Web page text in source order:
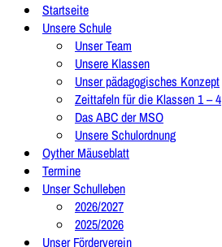
Startseite
Unsere Schule
Unser Team
Unsere Klassen
Unser pädagogisches Konzept
Zeittafeln für die Klassen 1 – 4
Das ABC der MSO
Unsere Schulordnung
Oyther Mäuseblatt
Termine
Unser Schulleben
2026/2027
2025/2026
Unser Förderverein